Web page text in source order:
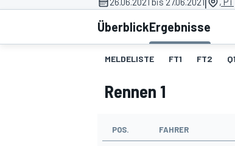
ÜberblickErgebnisse
MELDELISTE FT1 FT2 Q1
Rennen 1
POS. FAHRER